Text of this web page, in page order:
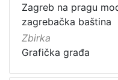
Zagreb na pragu
zagrebačka baština
Zbirka
Grafička građa